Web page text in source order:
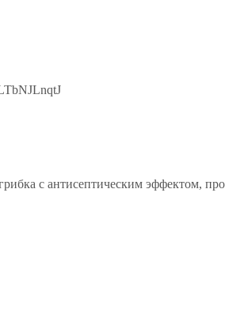
с антисептическим эффектом,